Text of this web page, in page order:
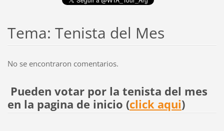
Tema: Tenista del Mes
No se encontraron comentarios.
Pueden votar por la tenista del mes
en la pagina de inicio (click aqui)